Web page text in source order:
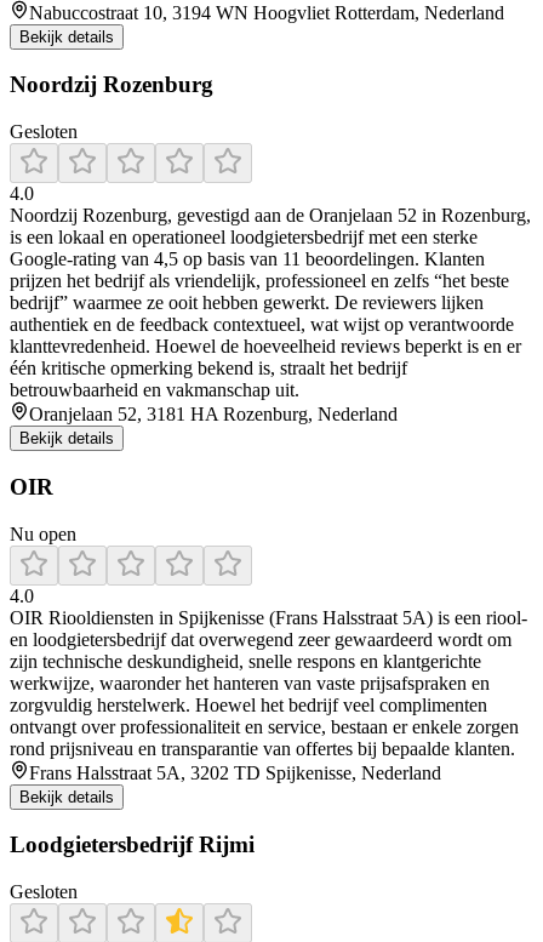
Nabuccostraat 10, 3194 WN Hoogvliet Rotterdam, Nederland
Bekijk details
Noordzij Rozenburg
Gesloten
4.0
Noordzij Rozenburg, gevestigd aan de Oranjelaan 52 in Rozenburg,
is een lokaal en operationeel loodgietersbedrijf met een sterke
Google‑rating van 4,5 op basis van 11 beoordelingen. Klanten
prijzen het bedrijf als vriendelijk, professioneel en zelfs “het beste
bedrijf” waarmee ze ooit hebben gewerkt. De reviewers lijken
authentiek en de feedback contextueel, wat wijst op verantwoorde
klanttevredenheid. Hoewel de hoeveelheid reviews beperkt is en er
één kritische opmerking bekend is, straalt het bedrijf
betrouwbaarheid en vakmanschap uit.
Oranjelaan 52, 3181 HA Rozenburg, Nederland
Bekijk details
OIR
Nu open
4.0
OIR Riooldiensten in Spijkenisse (Frans Halsstraat 5A) is een riool-
en loodgietersbedrijf dat overwegend zeer gewaardeerd wordt om
zijn technische deskundigheid, snelle respons en klantgerichte
werkwijze, waaronder het hanteren van vaste prijsafspraken en
zorgvuldig herstelwerk. Hoewel het bedrijf veel complimenten
ontvangt over professionaliteit en service, bestaan er enkele zorgen
rond prijsniveau en transparantie van offertes bij bepaalde klanten.
Frans Halsstraat 5A, 3202 TD Spijkenisse, Nederland
Bekijk details
Loodgietersbedrijf Rijmi
Gesloten